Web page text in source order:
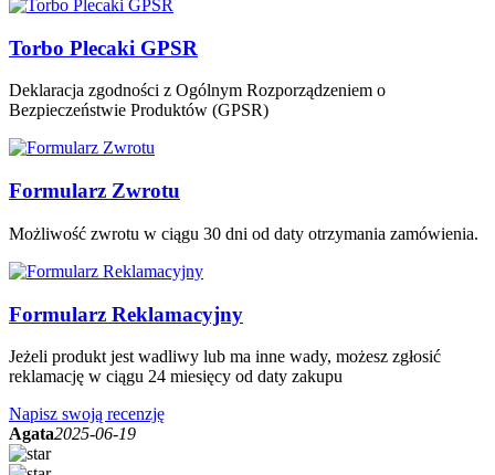
Torbo Plecaki GPSR
Deklaracja zgodności z Ogólnym Rozporządzeniem o
Bezpieczeństwie Produktów (GPSR)
Formularz Zwrotu
Możliwość zwrotu w ciągu 30 dni od daty otrzymania zamówienia.
Formularz Reklamacyjny
Jeżeli produkt jest wadliwy lub ma inne wady, możesz zgłosić
reklamację w ciągu 24 miesięcy od daty zakupu
Napisz swoją recenzję
Agata2025-06-19